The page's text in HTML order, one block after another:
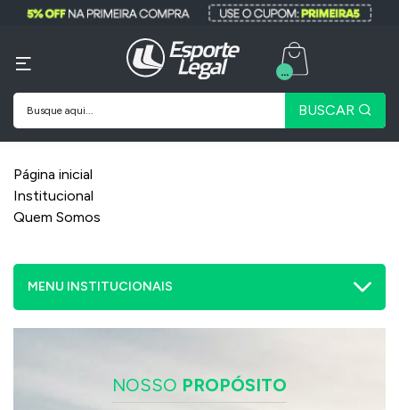
BUSCAR
...
Página inicial
Institucional
Quem Somos
MENU INSTITUCIONAIS
NOSSO PROPÓSITO